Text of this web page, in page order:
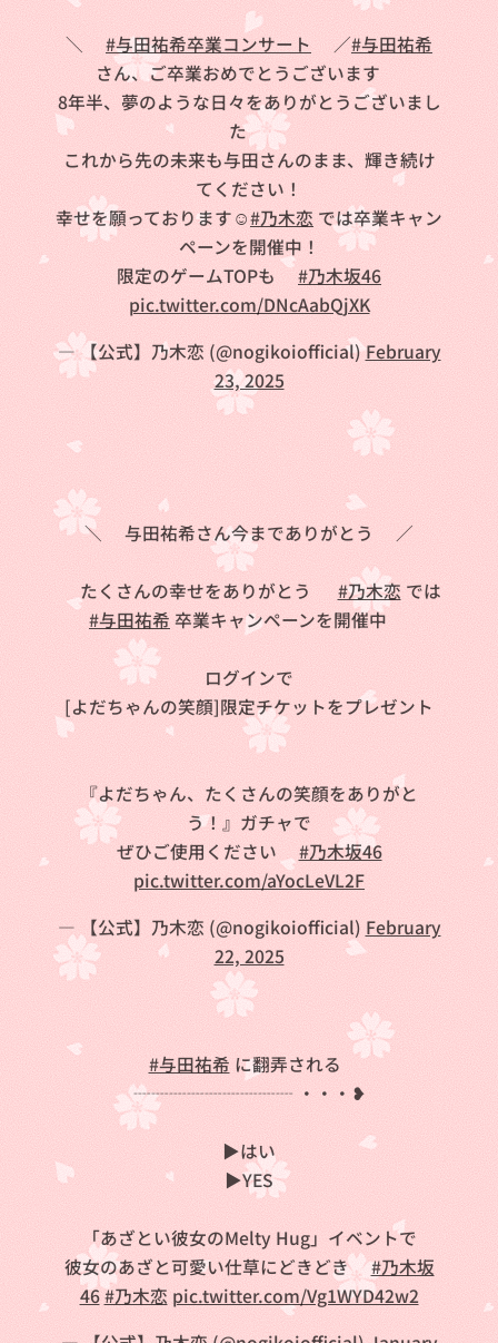
＼🐐 #与田祐希卒業コンサート 🍓／#与田祐希
さん、ご卒業おめでとうございます💐
8年半、夢のような日々をありがとうございまし
た💜
これから先の未来も与田さんのまま、輝き続け
てください！
幸せを願っております☺️#乃木恋 では卒業キャン
ペーンを開催中！
限定のゲームTOPも🐨 #乃木坂46
pic.twitter.com/DNcAabQjXK
— 【公式】乃木恋 (@nogikoiofficial)February
23, 2025
＼❤️与田祐希さん今までありがとう💚／
💐たくさんの幸せをありがとう💐 #乃木恋 では
#与田祐希 卒業キャンペーンを開催中🐐
ログインで
[よだちゃんの笑顔]限定チケットをプレゼント
🎁
『よだちゃん、たくさんの笑顔をありがと
う！』ガチャで
ぜひご使用ください🍠 #乃木坂46
pic.twitter.com/aYocLeVL2F
— 【公式】乃木恋 (@nogikoiofficial) February
22, 2025
#与田祐希 に翻弄される❔
┈┈┈┈┈┈┈┈┈ ・・・❥
▶はい
▶YES
「あざとい彼女のMelty Hug」イベントで
彼女のあざと可愛い仕草にどきどき💞#乃木坂
46#乃木恋 pic.twitter.com/Vg1WYD42w2